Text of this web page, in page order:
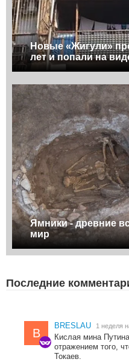
Новые «Жигули»
лет и попали на
Ямники - древние
мир
Последние
B
BRESLAU 1 неделя
Кислая мина
отражением того,
Токаев.